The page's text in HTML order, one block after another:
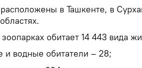
в Ташкенте, в
обитает 14 443 вида
и водные обитатели – 28;